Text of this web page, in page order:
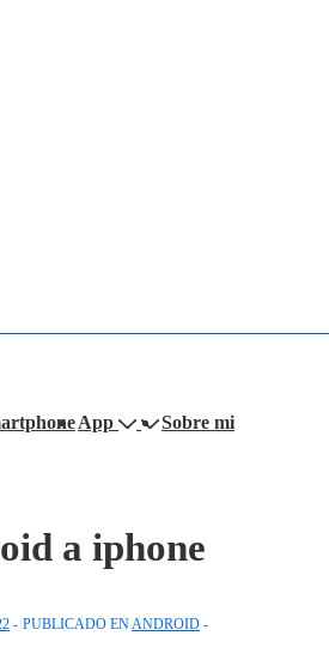
App
Sobre mi
a iphone
PUBLICADO EN ANDROID